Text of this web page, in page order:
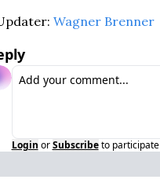
Wagner Brenner
Login or Subscribe to participate